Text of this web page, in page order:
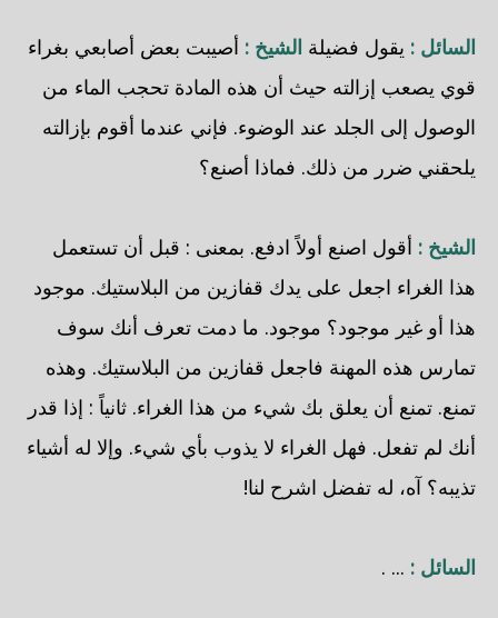
السائل : يقول فضيلة الشيخ : أصيبت بعض أصابعي بغراء
قوي يصعب إزالته حيث أن هذه المادة تحجب الماء من
الوصول إلى الجلد عند الوضوء. فإني عندما أقوم بإزالته
يلحقني ضرر من ذلك. فماذا أصنع؟
الشيخ : أقول اصنع أولاً ادفع. بمعنى : قبل أن تستعمل
هذا الغراء اجعل على يدك قفازين من البلاستيك. موجود
هذا أو غير موجود؟ موجود. ما دمت تعرف أنك سوف
تمارس هذه المهنة فاجعل قفازين من البلاستيك. وهذه
تمنع. تمنع أن يعلق بك شيء من هذا الغراء. ثانياً : إذا قدر
أنك لم تفعل. فهل الغراء لا يذوب بأي شيء. وإلا له أشياء
تذيبه؟ آه، له تفضل اشرح لنا!
السائل : ... .